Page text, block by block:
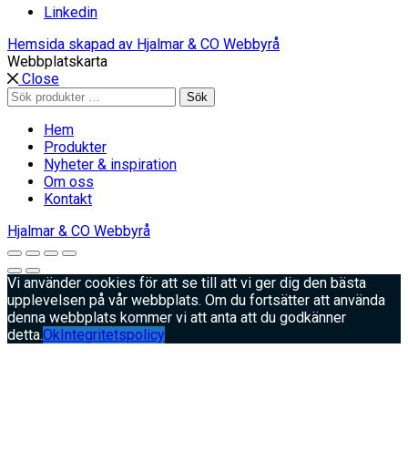
Linkedin
Hemsida skapad av Hjalmar & CO Webbyrå
Webbplatskarta
Close
Sök
efter:
Sök
Hem
Produkter
Nyheter & inspiration
Om oss
Kontakt
Hjalmar & CO Webbyrå
Vi använder cookies för att se till att vi ger dig den bästa
upplevelsen på vår webbplats. Om du fortsätter att använda
denna webbplats kommer vi att anta att du godkänner
detta.OkIntegritetspolicy